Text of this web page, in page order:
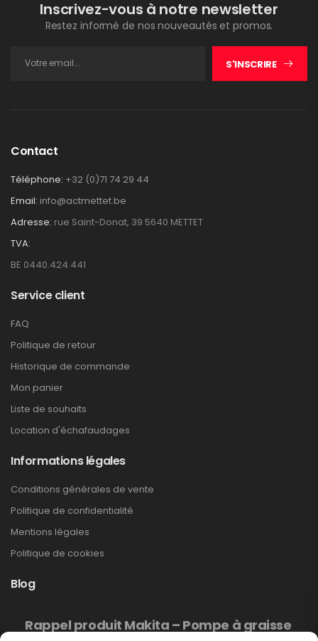
Inscrivez-vous à notre newsletter
Restez informé de nos nouveautés et promos.
S'INSCRIRE
Contact
Téléphone: +32 (0)71 74 29 44
Email: info@actmettet.be
Adresse: rue Saint-Donat, 39 5640 METTET
TVA:
BE 0440.424.441
Service client
FAQ
Politique de retour
Historique de commande
Mon panier
Liste de souhaits
Location d'échafaudages
Informations légales
Conditions générales de vente
Politique de confidentialité
Mentions légales
Politique de cookies
Blog
Rappel produit Makita – Pompe à graisse